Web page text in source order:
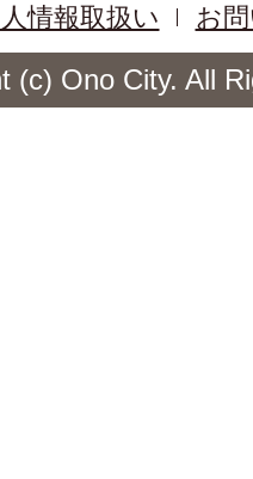
情報取扱い
お
(c) Ono City. All